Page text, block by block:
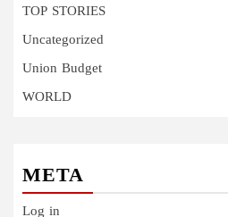
TOP STORIES
Uncategorized
Union Budget
WORLD
META
Log in